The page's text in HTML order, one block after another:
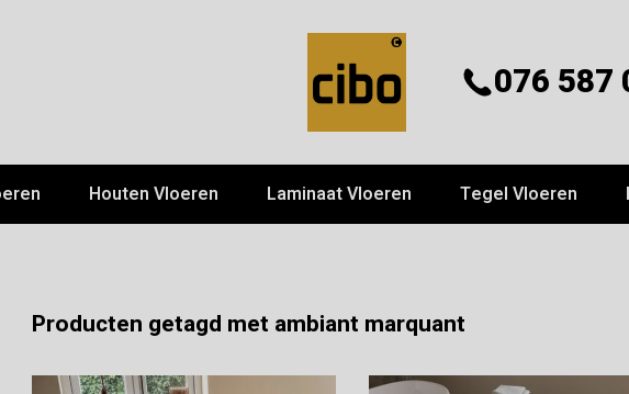
076 587
Houten Vloeren Laminaat Vloeren Tegel Vloeren
Producten getagd met ambiant marquant